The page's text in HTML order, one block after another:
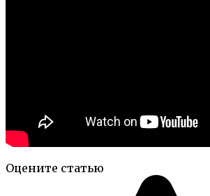
Оцените статью